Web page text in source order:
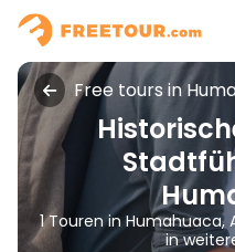
Free tours in
1 Touren in
in